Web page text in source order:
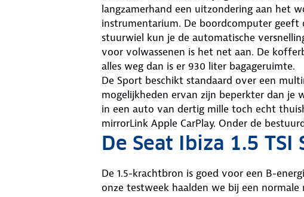
langzamerhand een uitzondering aan het
instrumentarium. De boordcomputer
stuurwiel kun je de automatische
voor volwassenen is het net aan. De
alles weg dan is er 930 liter bagageruimte.
De Sport beschikt standaard over een
mogelijkheden ervan zijn beperkter dan
in een auto van dertig mille toch echt
mirrorLink Apple CarPlay. Onder de
De Seat Ibiza 1.5
De 1.5-krachtbron is goed voor een B-
onze testweek haalden we bij een normale